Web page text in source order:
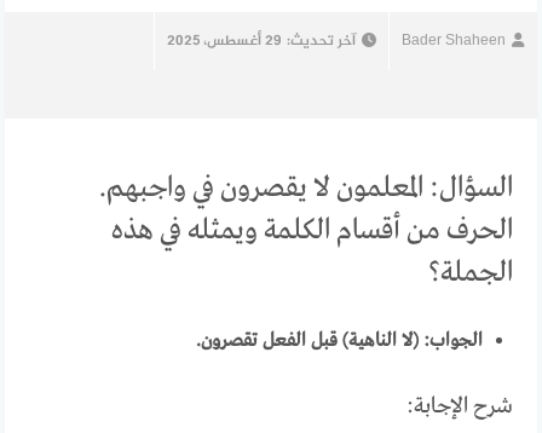
Bader Shaheen آخر تحديث: 29 أغسطس، 2025
السؤال: المعلمون لا يقصرون في واجبهم.
الحرف من أقسام الكلمة ويمثله في هذه
الجملة؟
الجواب: (لا الناهية) قبل الفعل تقصرون.
شرح الإجابة: